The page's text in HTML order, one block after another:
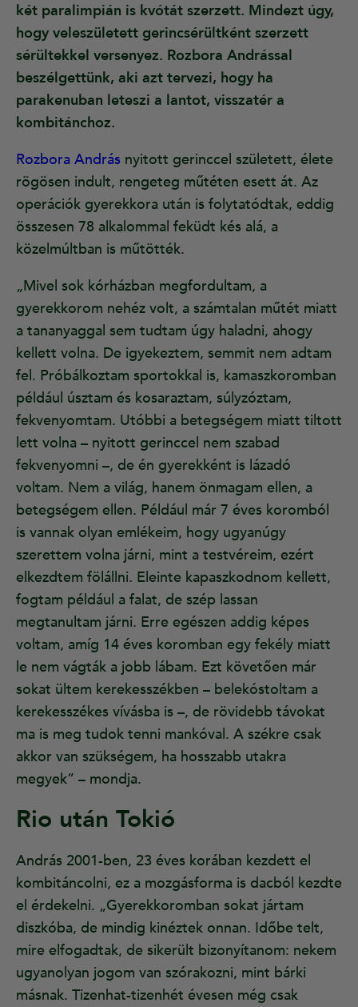
két paralimpián is kvótát szerzett. Mindezt úgy,
hogy veleszületett gerincsérültként szerzett
sérültekkel versenyez. Rozbora Andrással
beszélgettünk, aki azt tervezi, hogy ha
parakenuban leteszi a lantot, visszatér a
kombitánchoz.
Rozbora András nyitott gerinccel született, élete
rögösen indult, rengeteg műtéten esett át. Az
operációk gyerekkora után is folytatódtak, eddig
összesen 78 alkalommal feküdt kés alá, a
közelmúltban is műtötték.
„Mivel sok kórházban megfordultam, a
gyerekkorom nehéz volt, a számtalan műtét miatt
a tananyaggal sem tudtam úgy haladni, ahogy
kellett volna. De igyekeztem, semmit nem adtam
fel. Próbálkoztam sportokkal is, kamaszkoromban
például úsztam és kosaraztam, súlyzóztam,
fekvenyomtam. Utóbbi a betegségem miatt tiltott
lett volna – nyitott gerinccel nem szabad
fekvenyomni –, de én gyerekként is lázadó
voltam. Nem a világ, hanem önmagam ellen, a
betegségem ellen. Például már 7 éves koromból
is vannak olyan emlékeim, hogy ugyanúgy
szerettem volna járni, mint a testvéreim, ezért
elkezdtem fölállni. Eleinte kapaszkodnom kellett,
fogtam például a falat, de szép lassan
megtanultam járni. Erre egészen addig képes
voltam, amíg 14 éves koromban egy fekély miatt
le nem vágták a jobb lábam. Ezt követően már
sokat ültem kerekesszékben – belekóstoltam a
kerekesszékes vívásba is –, de rövidebb távokat
ma is meg tudok tenni mankóval. A székre csak
akkor van szükségem, ha hosszabb utakra
megyek” – mondja.
Rio után Tokió
András 2001-ben, 23 éves korában kezdett el
kombitáncolni, ez a mozgásforma is dacból kezdte
el érdekelni. „Gyerekkoromban sokat jártam
diszkóba, de mindig kinéztek onnan. Időbe telt,
mire elfogadtak, de sikerült bizonyítanom: nekem
ugyanolyan jogom van szórakozni, mint bárki
másnak. Tizenhat-tizenhét évesen még csak